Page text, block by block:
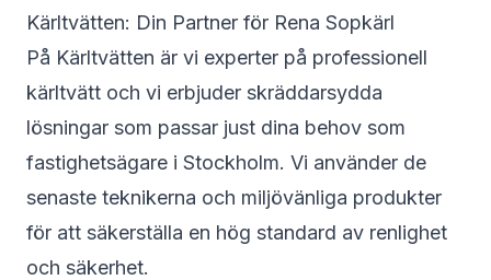
Kärltvätten: Din Partner för Rena Sopkärl
På Kärltvätten är vi experter på professionell
kärltvätt och vi erbjuder skräddarsydda
lösningar som passar just dina behov som
fastighetsägare i Stockholm. Vi använder de
senaste teknikerna och miljövänliga produkter
för att säkerställa en hög standard av renlighet
och säkerhet.